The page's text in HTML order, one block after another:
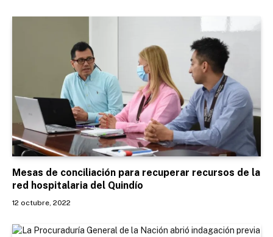
Mesas de conciliación para recuperar recursos de la
red hospitalaria del Quindío
12 octubre, 2022